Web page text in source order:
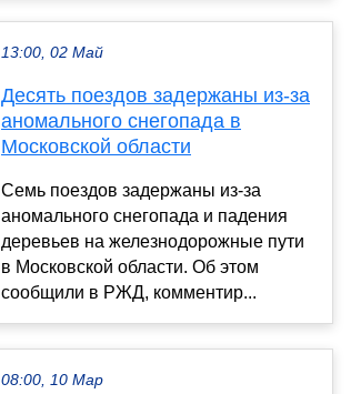
13:00, 02 Май
Десять поездов задержаны из-за
аномального снегопада в
Московской области
Семь поездов задержаны из-за
аномального снегопада и падения
деревьев на железнодорожные пути
в Московской области. Об этом
сообщили в РЖД, комментир...
08:00, 10 Мар